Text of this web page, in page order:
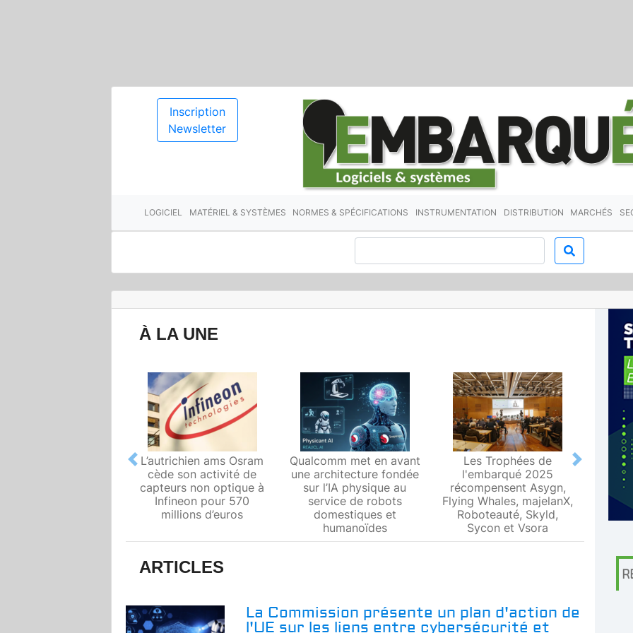
Inscription
Newsletter
LOGICIEL MATÉRIEL & SYSTÈMES NORMES & SPÉCIFICATIONS INSTRUMENTATION DISTRIBUTION MARCHÉS
À LA UNE
L’autrichien ams Osram
cède son activité de
capteurs non optique à
Infineon pour 570
millions d’euros
Qualcomm met en avant
une architecture fondée
sur l’IA physique au
service de robots
domestiques et
humanoïdes
Les Trophées de
l'embarqué 2025
récompensent Asygn,
Flying Whales, majelanX,
Roboteauté, Skyld,
Sycon et Vsora
Le
Previous Next
ARTICLES
La Commission présente un plan d'action de
l'UE sur les liens entre cybersécurité et